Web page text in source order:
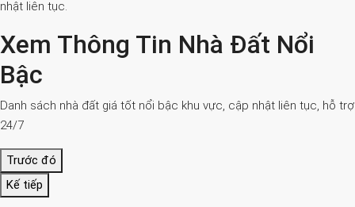
nhật liên tục.
Xem Thông Tin Nhà Đất Nổi
Bậc
Danh sách nhà đất giá tốt nổi bậc khu vực, cập nhật liên tục, hỗ trợ
24/7
Trước đó
Kế tiếp